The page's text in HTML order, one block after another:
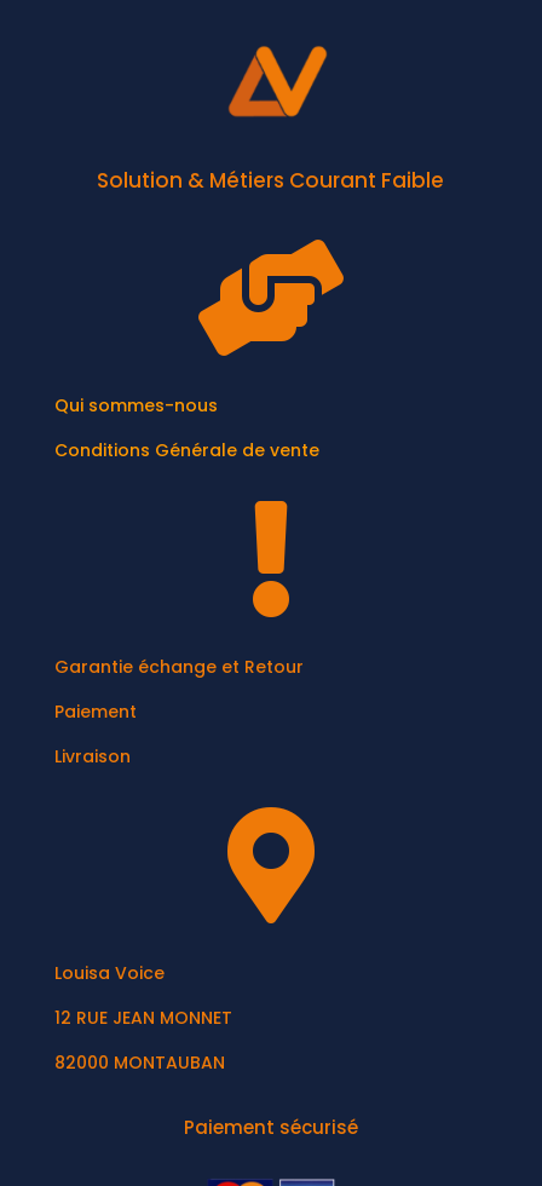
Solution & Métiers Courant Faible

Qui sommes-nous
Conditions Générale de vente

Garantie échange et Retour
Paiement
Livraison

Louisa Voice
12 RUE JEAN MONNET
82000 MONTAUBAN
Paiement sécurisé